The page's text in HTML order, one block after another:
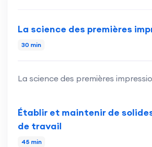
La science des premières
30 min
La science des premières
Établir et maintenir de
de travail
45 min